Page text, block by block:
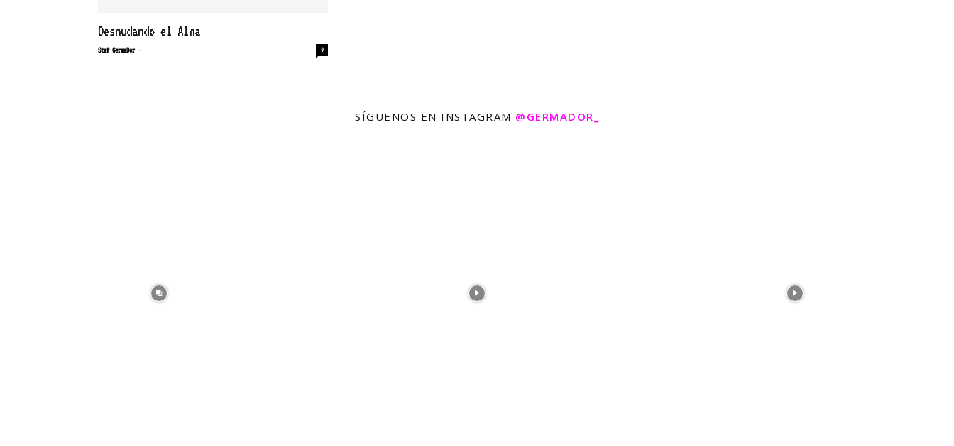
Desnudando el Alma
Staff GermaDor - 0
SÍGUENOS EN INSTAGRAM @GERMADOR_